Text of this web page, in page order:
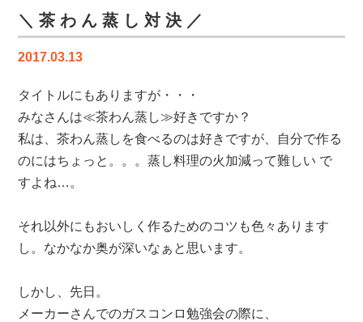
い
ウ
ェ
サ
ト
に
ご
注
下
い。
＼ 茶 わ ん 蒸 し 対 決 ／
2017.03.13
タイトルにもありますが・・・
みなさんは≪茶わん蒸し≫好きですか？
私は、茶わん蒸しを食べるのは好きですが、自分で作る
のにはちょっと。。。蒸し料理の火加減って難しい で
すよね…。
それ以外にもおいしく作るためのコツも色々あります
し。なかなか奥が深いなぁと思います。
しかし、先日。
メーカーさんでのガスコンロ勉強会の際に、